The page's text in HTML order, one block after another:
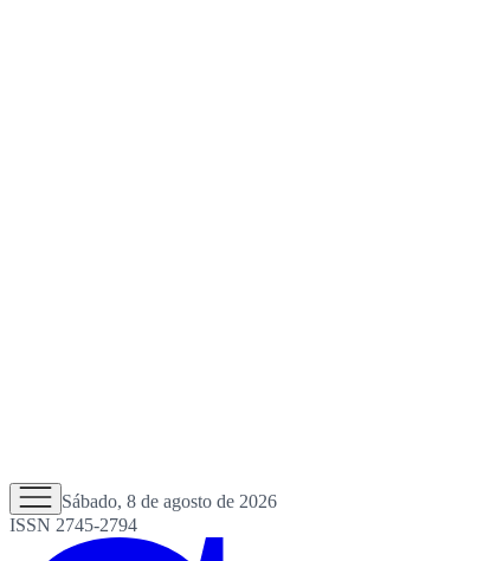
Sábado, 8 de agosto de 2026
ISSN 2745-2794